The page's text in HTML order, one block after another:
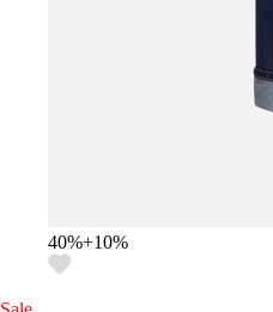
40%+10%